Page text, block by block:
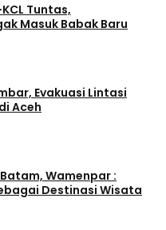
Tuntas,
Masuk Babak Baru
Evakuasi Lintasi
Aceh
Batam, Wamenpar :
Destinasi Wisata